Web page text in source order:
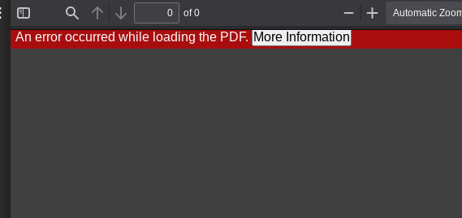
Sidebar
Find Previous
Next
of 0
Out
An error occurred while loading the PDF. More Information